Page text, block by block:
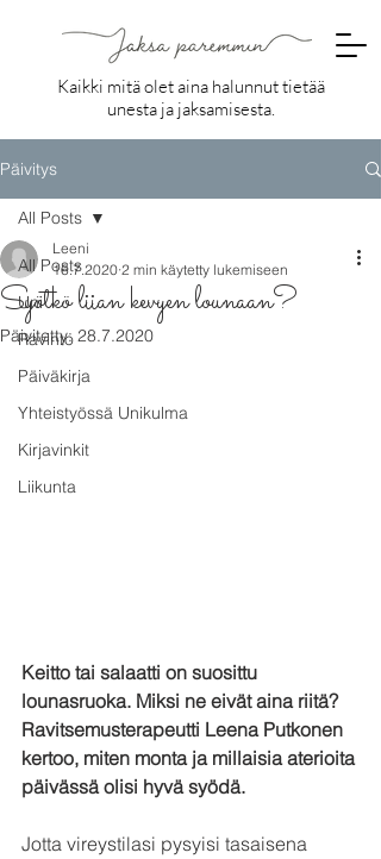
Kaikki mitä olet aina halunnut tietää
unesta ja jaksamisesta.
Päivitys
All Posts
Uni
Ravinto
Päiväkirja
Yhteistyössä Unikulma
Kirjavinkit
Liikunta
All Posts
Syötkö liian kevyen lounaan?
Leeni
16.7.2020 2 min käytetty lukemiseen
Päivitetty:28.7.2020
Keitto tai salaatti on suosittu
lounasruoka. Miksi ne eivät aina riitä?
Ravitsemusterapeutti Leena Putkonen
kertoo, miten monta ja millaisia aterioita
päivässä olisi hyvä syödä.
Jotta vireystilasi pysyisi tasaisena